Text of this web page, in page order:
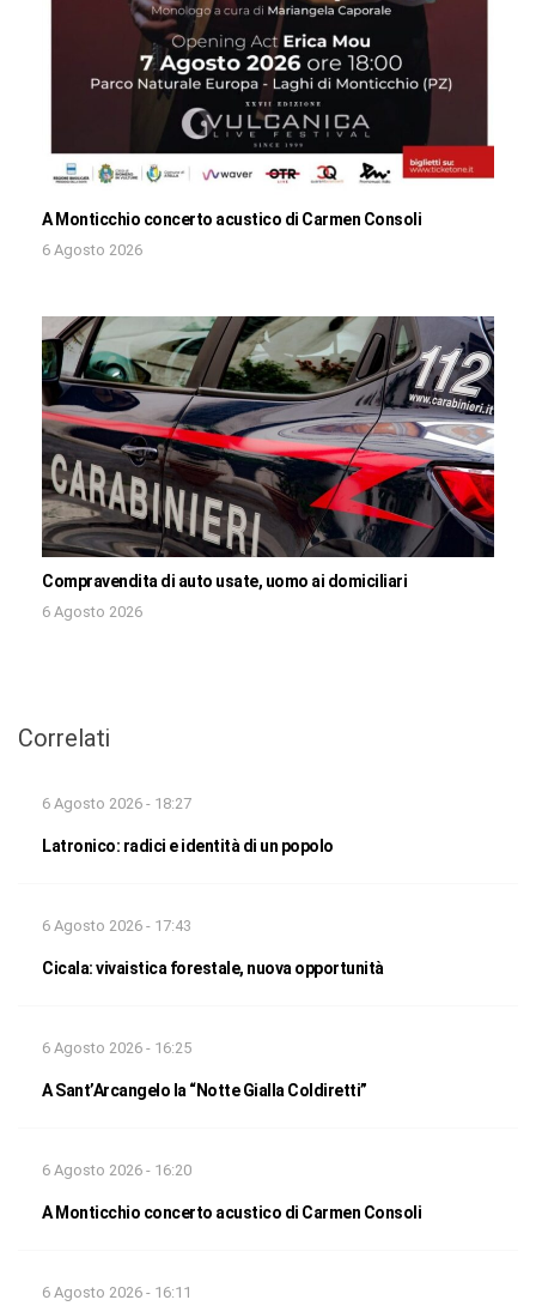
A Monticchio concerto acustico di Carmen Consoli
6 Agosto 2026
Compravendita di auto usate, uomo ai domiciliari
6 Agosto 2026
Correlati
6 Agosto 2026 - 18:27
Latronico: radici e identità di un popolo
6 Agosto 2026 - 17:43
Cicala: vivaistica forestale, nuova opportunità
6 Agosto 2026 - 16:25
A Sant’Arcangelo la “Notte Gialla Coldiretti”
6 Agosto 2026 - 16:20
A Monticchio concerto acustico di Carmen Consoli
6 Agosto 2026 - 16:11